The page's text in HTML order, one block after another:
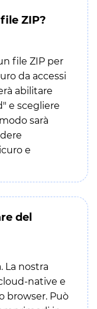
ZIP?
file ZIP per
da accessi
abilitare
e scegliere
sarà
e
del
La nostra
native e
browser. Può